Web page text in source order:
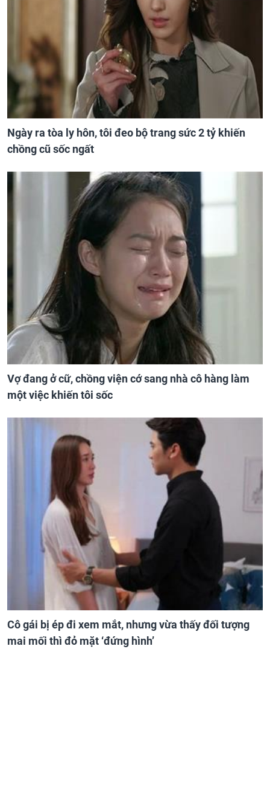
Ngày ra tòa ly hôn, tôi đeo bộ trang sức 2 tỷ khiến
chồng cũ sốc ngất
Vợ đang ở cữ, chồng viện cớ sang nhà cô hàng làm
một việc khiến tôi sốc
Cô gái bị ép đi xem mắt, nhưng vừa thấy đối tượng
mai mối thì đỏ mặt ‘đứng hình’